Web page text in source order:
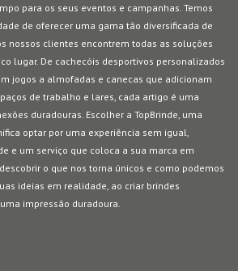
para os seus eventos e campanhas. Temos
de oferecer uma gama tão diversificada de
nossos clientes encontrem todas as soluções
lugar. De cachecóis desportivos personalizados
jogos a almofadas e canecas que adicionam
de trabalho e lares, cada artigo é uma
duradouras. Escolher a TopBrinde, uma
optar por uma experiência sem igual,
e um serviço que coloca a sua marca em
o que nos torna únicos e como podemos
ideias em realidade, ao criar brindes
impressão duradoura.